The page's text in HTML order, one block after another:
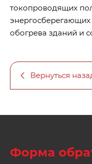
токопроводящих
энергосберегающих
обогрева зданий и
Вернуться
Форма